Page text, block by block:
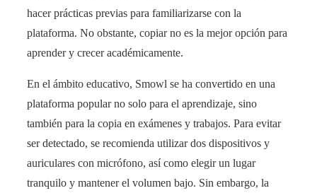
hacer prácticas previas para familiarizarse con la
plataforma. No obstante, copiar no es la mejor opción para
aprender y crecer académicamente.
En el ámbito educativo, Smowl se ha convertido en una
plataforma popular no solo para el aprendizaje, sino
también para la copia en exámenes y trabajos. Para evitar
ser detectado, se recomienda utilizar dos dispositivos y
auriculares con micrófono, así como elegir un lugar
tranquilo y mantener el volumen bajo. Sin embargo, la